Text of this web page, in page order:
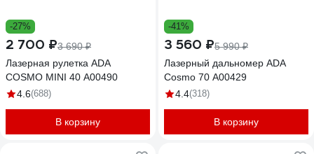
-27%
2 700 ₽3 690 ₽
Лазерная рулетка ADA
COSMO MINI 40 А00490
4.6(688)
В корзину
-41%
3 560 ₽5 990 ₽
Лазерный дальномер ADA
Cosmo 70 А00429
4.4(318)
В корзину